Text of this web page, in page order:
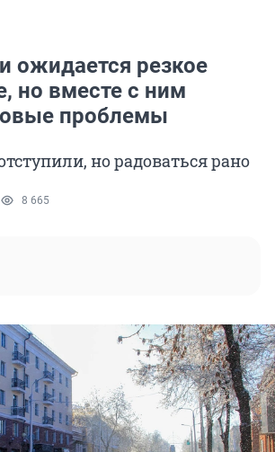
ожидается резкое
но вместе с ним
проблемы
но радоваться рано
8 665